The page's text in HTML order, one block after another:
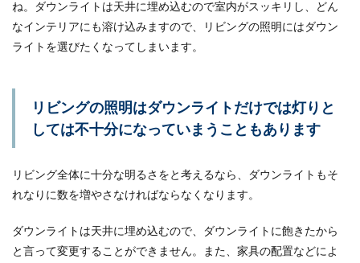
いて。
一人暮らしを始めるにあたって、いろいろなも
主婦とニートの違いについて。主婦は
主婦はニートと一緒だ！こんなふうに言われてし
すが...
ね。ダウンライトは天井に埋め込むので室内がスッキリし、どん
なインテリアにも溶け込みますので、リビングの照明にはダウン
ライトを選びたくなってしまいます。
リビングの照明はダウンライトだけでは灯りと
しては不十分になっていまうこともあります
リビング全体に十分な明るさをと考えるなら、ダウンライトもそ
れなりに数を増やさなければならなくなります。
ダウンライトは天井に埋め込むので、ダウンライトに飽きたから
と言って変更することができません。また、家具の配置などによ